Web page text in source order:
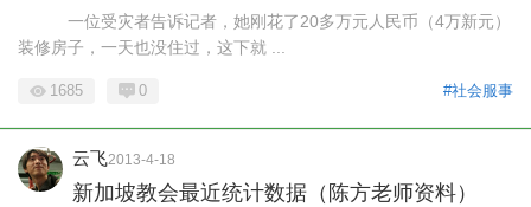
一位受灾者告诉记者，她刚花了20多万元人民币（4万新元）
装修房子，一天也没住过，这下就 ...
#社会服事
1685 0
云飞2013-4-18
新加坡教会最近统计数据（陈方老师资料）